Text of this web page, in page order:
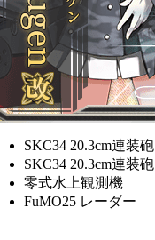
SKC34 20.3cm連装砲
SKC34 20.3cm連装砲
零式水上観測機
FuMO25 レーダー